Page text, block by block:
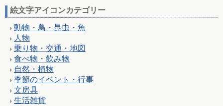
絵文字アイコンカテゴリー
動物・鳥・昆虫・魚
人物
乗り物・交通・地図
食べ物・飲み物
自然・植物
季節のイベント・行事
文房具
生活雑貨